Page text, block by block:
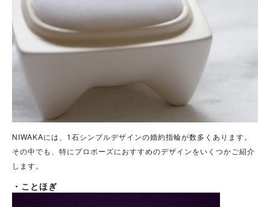
NIWAKAには、1石シンプルデザインの婚約指輪が数多くあります。
その中でも、特にプロポーズにおすすめのデザインをいくつかご紹介
します。
・ことほぎ